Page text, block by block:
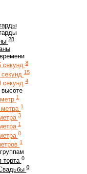
28
секунд 8
15
секунд 4
высоте
1
1
3
1
0
1
торта 0
0